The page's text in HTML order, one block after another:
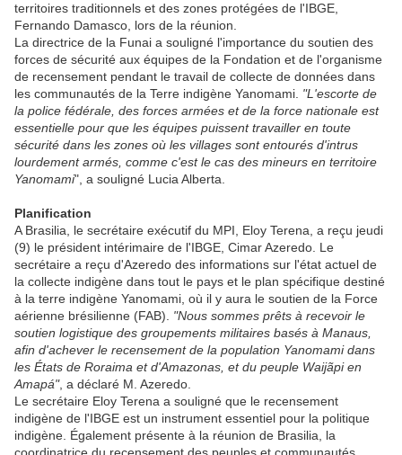
territoires traditionnels et des zones protégées de l'IBGE,
Fernando Damasco, lors de la réunion.
La directrice de la Funai a souligné l'importance du soutien des
forces de sécurité aux équipes de la Fondation et de l'organisme
de recensement pendant le travail de collecte de données dans
les communautés de la Terre indigène Yanomami. "L'escorte de
la police fédérale, des forces armées et de la force nationale est
essentielle pour que les équipes puissent travailler en toute
sécurité dans les zones où les villages sont entourés d'intrus
lourdement armés, comme c'est le cas des mineurs en territoire
Yanomami", a souligné Lucia Alberta.
Planification
A Brasilia, le secrétaire exécutif du MPI, Eloy Terena, a reçu jeudi
(9) le président intérimaire de l'IBGE, Cimar Azeredo. Le
secrétaire a reçu d'Azeredo des informations sur l'état actuel de
la collecte indigène dans tout le pays et le plan spécifique destiné
à la terre indigène Yanomami, où il y aura le soutien de la Force
aérienne brésilienne (FAB). "Nous sommes prêts à recevoir le
soutien logistique des groupements militaires basés à Manaus,
afin d'achever le recensement de la population Yanomami dans
les États de Roraima et d'Amazonas, et du peuple Waijãpi en
Amapá", a déclaré M. Azeredo.
Le secrétaire Eloy Terena a souligné que le recensement
indigène de l'IBGE est un instrument essentiel pour la politique
indigène. Également présente à la réunion de Brasilia, la